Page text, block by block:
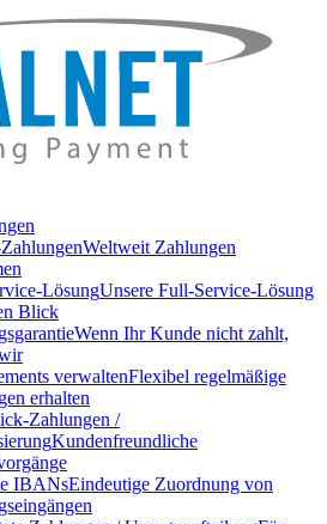
Weltweit Zahlungen
LösungUnsere Full-Service-Lösung
Blick
Wenn Ihr Kunde nicht zahlt,
verwaltenFlexibel regelmäßige
erhalten
Zahlungen /
Kundenfreundliche
IBANsEindeutige Zuordnung von